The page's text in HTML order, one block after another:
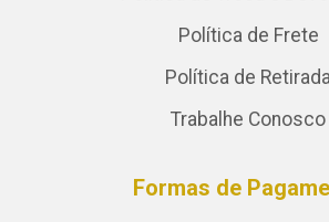
Política de Frete
Política de
Trabalhe Conosco
Formas de